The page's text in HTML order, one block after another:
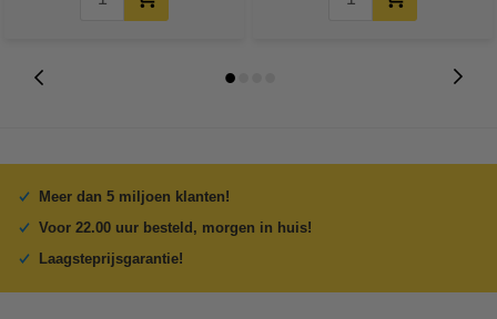
Meer dan 5 miljoen klanten!
Voor 22.00 uur besteld, morgen in huis!
Laagsteprijsgarantie!